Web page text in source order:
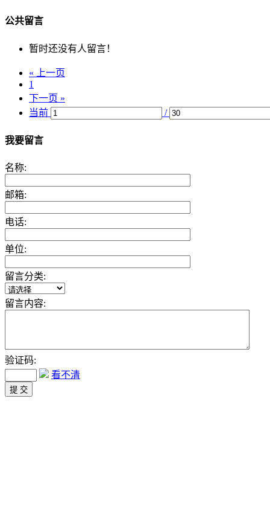
公共留言
暂时还没有人留言！
« 上一页
1
下一页 »
当前
/
我要留言
名称:
邮箱:
电话:
单位:
留言分类:
留言内容:
验证码:
看不清